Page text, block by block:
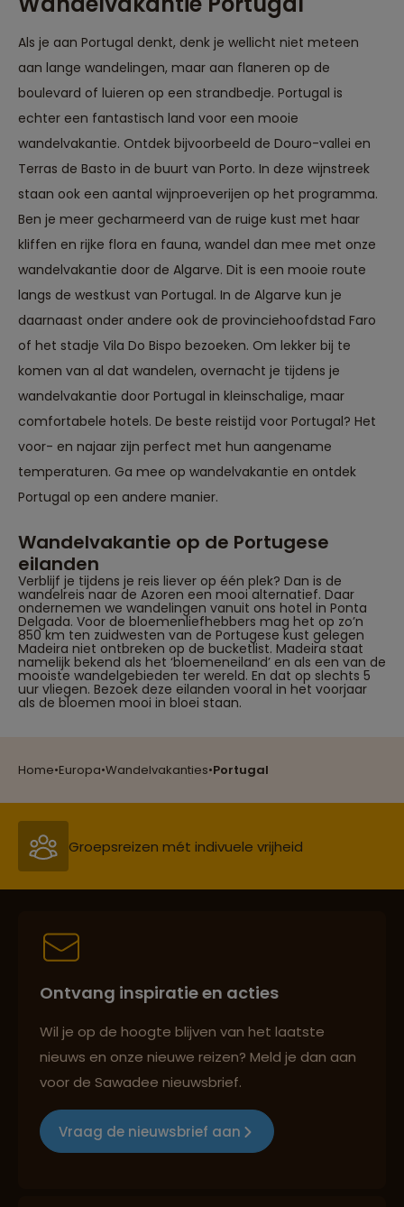
Home•Europa•Wandelvakanties•Portugal
Als je aan Portugal denkt, denk je wellicht niet meteen
aan lange wandelingen, maar aan flaneren op de
boulevard of luieren op een strandbedje. Portugal is
echter een fantastisch land voor een mooie
wandelvakantie. Ontdek bijvoorbeeld de Douro-vallei en
Terras de Basto in de buurt van Porto. In deze wijnstreek
staan ook een aantal wijnproeverijen op het programma.
Ben je meer gecharmeerd van de ruige kust met haar
kliffen en rijke flora en fauna, wandel dan mee met onze
wandelvakantie door de Algarve. Dit is een mooie route
langs de westkust van Portugal. In de Algarve kun je
daarnaast onder andere ook de provinciehoofdstad Faro
of het stadje Vila Do Bispo bezoeken. Om lekker bij te
komen van al dat wandelen, overnacht je tijdens je
wandelvakantie door Portugal in kleinschalige, maar
comfortabele hotels. De beste reistijd voor Portugal? Het
voor- en najaar zijn perfect met hun aangename
temperaturen. Ga mee op wandelvakantie en ontdek
Portugal op een andere manier.
Wandelvakantie op de Portugese
eilanden
Verblijf je tijdens je reis liever op één plek? Dan is de
wandelreis naar de Azoren een mooi alternatief. Daar
ondernemen we wandelingen vanuit ons hotel in Ponta
Delgada. Voor de bloemenliefhebbers mag het op zo’n
850 km ten zuidwesten van de Portugese kust gelegen
Madeira niet ontbreken op de bucketlist. Madeira staat
namelijk bekend als het ‘bloemeneiland’ en als een van de
mooiste wandelgebieden ter wereld. En dat op slechts 5
uur vliegen. Bezoek deze eilanden vooral in het voorjaar
als de bloemen mooi in bloei staan.
Groepsreizen mét indivuele vrijheid
Persoonlijk en deskundig reisadvies
Reizen met oog voor mens, cultuur en milieu
Ontvang inspiratie en acties
Wil je op de hoogte blijven van het laatste
nieuws en onze nieuwe reizen? Meld je dan aan
voor de Sawadee nieuwsbrief.
Vraag de nieuwsbrief aan